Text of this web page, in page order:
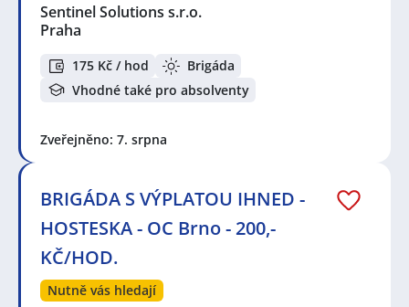
Sentinel Solutions s.r.o.
Praha
175 Kč / hod
Brigáda
Vhodné také pro absolventy
Zveřejněno: 7. srpna
BRIGÁDA S VÝPLATOU IHNED -
HOSTESKA - OC Brno - 200,-
KČ/HOD.
Nutně vás hledají